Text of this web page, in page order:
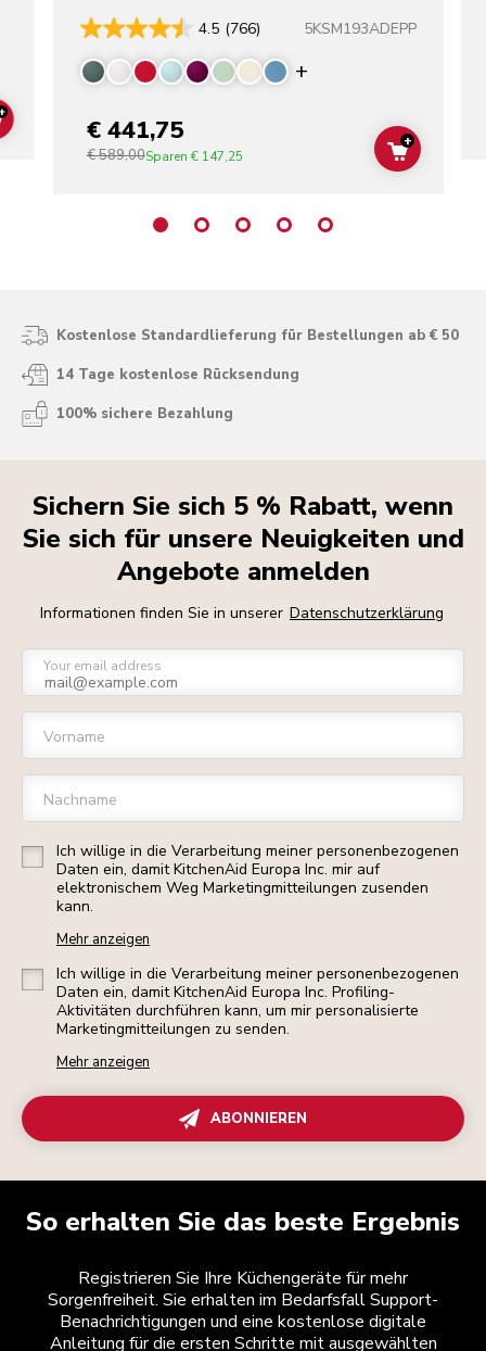
ADD TO CART
4.5 (766) 5KSM193ADEPP
Display more
€ 441,75
€ 589,00Sparen € 147,25 ADD TO
+
Kostenlose Standardlieferung für Bestellungen ab € 50
14 Tage kostenlose Rücksendung
100% sichere Bezahlung
Sichern Sie sich 5 % Rabatt, wenn
Sie sich für unsere Neuigkeiten und
Angebote anmelden
Informationen finden Sie in unserer Datenschutzerklärung
Your email address
Vorname
Nachname
Ich willige in die Verarbeitung meiner personenbezogenen
Daten ein, damit KitchenAid Europa Inc. mir auf
elektronischem Weg Marketingmitteilungen zusenden
kann.
Mehr anzeigen
Ich willige in die Verarbeitung meiner personenbezogenen
Daten ein, damit KitchenAid Europa Inc. Profiling-
Aktivitäten durchführen kann, um mir personalisierte
Marketingmitteilungen zu senden.
Mehr anzeigen
ABONNIEREN
So erhalten Sie das beste Ergebnis
Registrieren Sie Ihre Küchengeräte für mehr
Sorgenfreiheit. Sie erhalten im Bedarfsfall Support-
Benachrichtigungen und eine kostenlose digitale
Anleitung für die ersten Schritte mit ausgewählten